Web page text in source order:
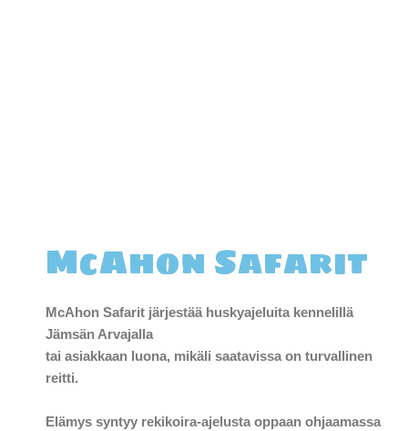
McAhon Safarit
McAhon Safarit järjestää huskyajeluita kennelillä
Jämsän Arvajalla
tai asiakkaan luona, mikäli saatavissa on turvallinen
reitti.
Elämys syntyy rekikoira-ajelusta oppaan ohjaamassa